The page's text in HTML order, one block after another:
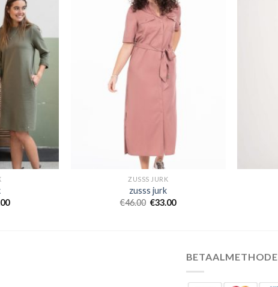
ZUSSS JURK
zusss jurk
€46.00 €33.00
BETAALMETHODE